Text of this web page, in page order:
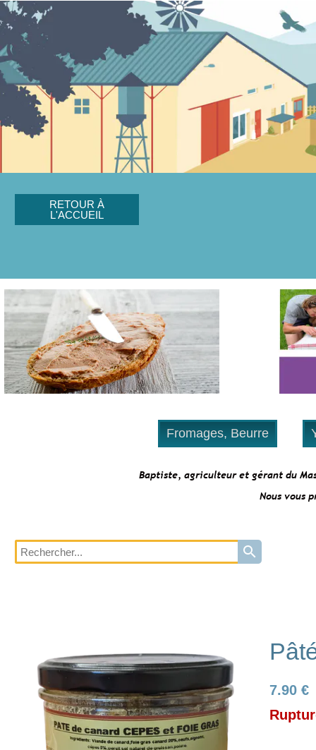
Fromages, Beurre
RETOUR À
L'ACCUEIL
Baptiste, agriculteur et gérant du
Nous vous
search
7.90 €